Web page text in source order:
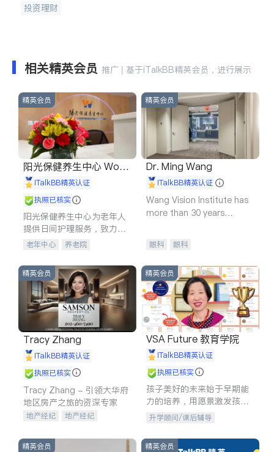
投资理财
相关精英会员 推广 | 基于iTalkBB精英会员，进行展示
精英会员
阳光保健养生中心 World
shine
iTalkBB精英认证
执照已核实
阳光保健养生中心为老年人
提供日间护理服务，致力于
通过持续的护理创新来有效
老年中心 养老院
精英会员
Dr. Ming Wang
iTalkBB精英认证
Wang Vision Institute has
more than 30 years
眼科 眼科
精英会员
Tracy Zhang
iTalkBB精英认证
执照已核实
Tracy Zhang - 引领大华府
地区房产之旅的资深专家
地产经纪
地产经纪
商铺租售
精英会员
VSA Future 教育学院
iTalkBB精英认证
执照已核实
孩子美好的未来始于早期能
力的培养，用愿景激发孩子
的学习潜力和动力。理念：
拥有成长型心态是成功的基
石。
升学顾问/课后辅导
精英会员 精英会员